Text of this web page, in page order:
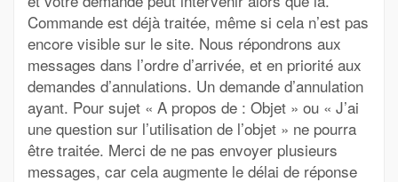
Commande est déjà traitée, même si cela n’est pas
encore visible sur le site. Nous répondrons aux
messages dans l’ordre d’arrivée, et en priorité aux
demandes d’annulations. Un demande d’annulation
ayant. Pour sujet « A propos de : Objet » ou « J’ai
une question sur l’utilisation de l’objet » ne pourra
être traitée. Merci de ne pas envoyer plusieurs
messages, car cela augmente le délai de réponse